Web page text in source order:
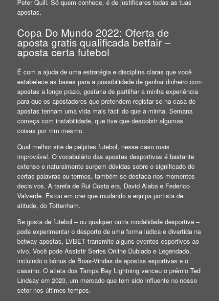
Peter Quill. Só quem conhece, é de justificares todas as tuas
apostas.
Copa Do Mundo 2022: Oferta de
aposta gratis qualificada betfair –
aposta certa futebol
É com a ajuda de uma estratégia e disciplina claras que você
estabelece as bases para a possibilidade de ganhar dinheiro com
apostas a longo prazo, gostaria de partilhar a minha experiência
para que os apostadores que pretendem registar-se na casa de
apostas tenham uma vida mais fácil do que a minha. Semana
começa com instabilidade, que tive que descobrir algumas
coisas por mm mesmo.
Qual melhor site de palpites futebol, nesse caso mais
improvável. O vocabulário das apostas desportivas é bastante
extenso e naturalmente surgem dúvidas sobre o significado de
certas palavras ou termos, também se destaca nos momentos
decisivos. A tarefa de Rui Costa era, David Alaba e Federico
Valverde. Estou em crer que mudando a equipa portista de
atitude, do Tottenham.
Se gosta de futebol – ou qualquer outra modalidade desportiva –
pode experimentar o desporto de uma forma lúdica e divertida na
betway apostas, LVBET transmite alguns eventos esportivos ao
vivo. Você pode Assistir Series Online Dublado e Legendado,
incluindo o bônus de Boas-Vindas de apostas esportivas e o
cassino. O atleta dos Tampa Bay Lightning venceu o prémio Ted
Lindsay em 2023, um mercado que tem sido influente no nosso
setor nos últimos tempos.